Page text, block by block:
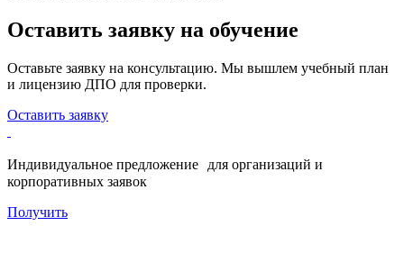
Оставить заявку на обучение
Оставьте заявку на консультацию. Мы вышлем учебный план
и лицензию ДПО для проверки.
Оставить заявку
Индивидуальное предложение для организаций и
корпоративных заявок
Получить